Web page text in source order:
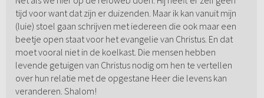
tijd voor want dat zijn er duizenden. Maar ik kan vanuit mijn
(luie) stoel gaan schrijven met iedereen die ook maar een
beetje open staat voor het evangelie van Christus. En dat
moet vooral niet in de koelkast. Die mensen hebben
levende getuigen van Christus nodig om hen te vertellen
over hun relatie met de opgestane Heer die levens kan
veranderen. Shalom!